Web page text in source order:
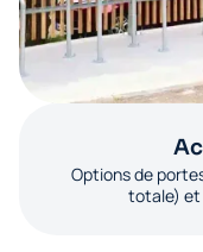
Options de
totale) et